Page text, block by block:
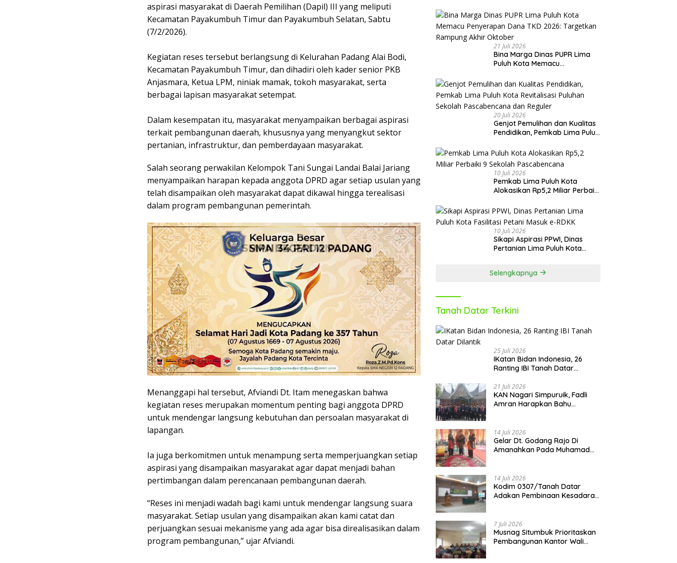
aspirasi masyarakat di Daerah Pemilihan (Dapil) III yang meliputi
Kecamatan Payakumbuh Timur dan Payakumbuh Selatan, Sabtu
(7/2/2026).
Kegiatan reses tersebut berlangsung di Kelurahan Padang Alai Bodi,
Kecamatan Payakumbuh Timur, dan dihadiri oleh kader senior PKB
Anjasmara, Ketua LPM, niniak mamak, tokoh masyarakat, serta
berbagai lapisan masyarakat setempat.
Dalam kesempatan itu, masyarakat menyampaikan berbagai aspirasi
terkait pembangunan daerah, khususnya yang menyangkut sektor
pertanian, infrastruktur, dan pemberdayaan masyarakat.
Salah seorang perwakilan Kelompok Tani Sungai Landai Balai Jariang
menyampaikan harapan kepada anggota DPRD agar setiap usulan yang
telah disampaikan oleh masyarakat dapat dikawal hingga terealisasi
dalam program pembangunan pemerintah.
Menanggapi hal tersebut, Afviandi Dt. Itam menegaskan bahwa
kegiatan reses merupakan momentum penting bagi anggota DPRD
untuk mendengar langsung kebutuhan dan persoalan masyarakat di
lapangan.
Ia juga berkomitmen untuk menampung serta memperjuangkan setiap
aspirasi yang disampaikan masyarakat agar dapat menjadi bahan
pertimbangan dalam perencanaan pembangunan daerah.
“Reses ini menjadi wadah bagi kami untuk mendengar langsung suara
masyarakat. Setiap usulan yang disampaikan akan kami catat dan
perjuangkan sesuai mekanisme yang ada agar bisa direalisasikan dalam
program pembangunan,” ujar Afviandi.
Kadisdikbud Lima Puluh Kota
Optimis Bawa Perubahan Maju
21 Juli 2026
Bina Marga Dinas PUPR Lima
Puluh Kota Memacu
Targetkan Rampung Akhir
Oktober
20 Juli 2026
Genjot Pemulihan dan Kualitas
Pendidikan, Pemkab Lima Puluh
Sekolah Pascabencana dan
Reguler
10 Juli 2026
Pemkab Lima Puluh Kota
Alokasikan Rp5,2 Miliar Perbaiki
10 Juli 2026
Sikapi Aspirasi PPWI, Dinas
Pertanian Lima Puluh Kota
Selengkapnya
Tanah Datar Terkini
25 Juli 2026
IKatan Bidan Indonesia, 26
Ranting IBI Tanah Datar
21 Juli 2026
KAN Nagari Simpuruik, Fadli
Amran Harapkan Bahu
14 Juli 2026
Gelar Dt. Godang Rajo Di
Amanahkan Pada Muhamad
14 Juli 2026
Kodim 0307/Tanah Datar
Adakan Pembinaan Kesadaran
7 Juli 2026
Musnag Situmbuk Prioritaskan
Pembangunan Kantor Wali